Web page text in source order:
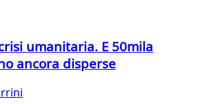
umanitaria. E 50mila
ancora disperse